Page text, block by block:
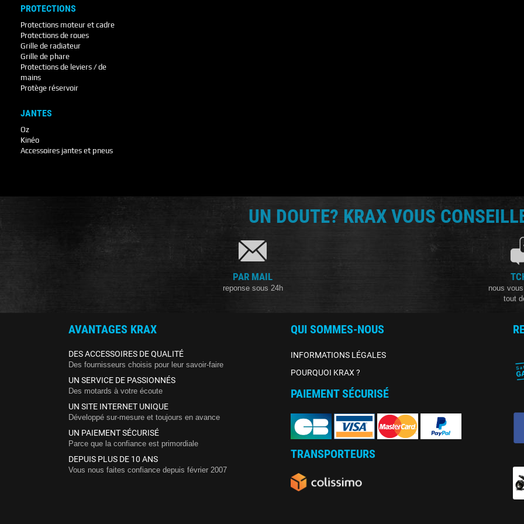
PROTECTIONS
Protections moteur et cadre
Protections de roues
Grille de radiateur
Grille de phare
Protections de leviers / de
mains
Protège réservoir
JANTES
Oz
Kinéo
Accessoires jantes et pneus
UN DOUTE? KRAX VOUS
PAR MAIL
reponse sous 24h
nous
tout
AVANTAGES KRAX
DES ACCESSOIRES DE QUALITÉ
Des fournisseurs choisis pour leur savoir-faire
UN SERVICE DE PASSIONNÉS
Des motards à votre écoute
UN SITE INTERNET UNIQUE
Développé sur-mesure et toujours en avance
UN PAIEMENT SÉCURISÉ
Parce que la confiance est primordiale
DEPUIS PLUS DE 10 ANS
Vous nous faites confiance depuis février 2007
QUI SOMMES-NOUS
INFORMATIONS LÉGALES
POURQUOI KRAX ?
PAIEMENT SÉCURISÉ
TRANSPORTEURS